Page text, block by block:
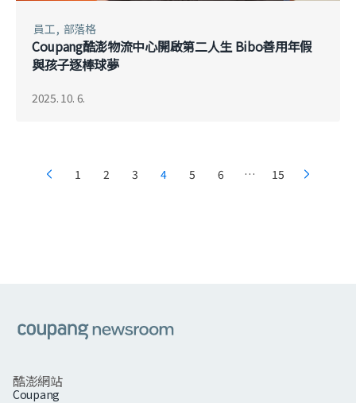
員工 部落格
Coupang酷澎物流中心開啟第二人生 Bibo善用年假
與孩子逐棒球夢
2025. 10. 6.
Posts이전 1 2 3 4 5 6 … 15 다음
酷澎網站
Coupang